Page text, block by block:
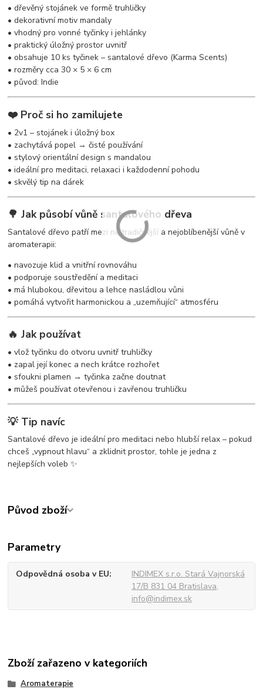
• dřevěný stojánek ve formě truhličky
• dekorativní motiv mandaly
• vhodný pro vonné tyčinky i jehlánky
• praktický úložný prostor uvnitř
• obsahuje 10 ks tyčinek – santalové dřevo (Karma Scents)
• rozměry cca 30 × 5 × 6 cm
• původ: Indie
❤️ Proč si ho zamilujete
• 2v1 – stojánek i úložný box
• zachytává popel → čisté používání
• stylový orientální design s mandalou
• ideální pro meditaci, relaxaci i každodenní pohodu
• skvělý tip na dárek
🌳 Jak působí vůně santalového dřeva
Santalové dřevo patří mezi nejtradičnější a nejoblíbenější vůně v
aromaterapii:
• navozuje klid a vnitřní rovnováhu
• podporuje soustředění a meditaci
• má hlubokou, dřevitou a lehce nasládlou vůni
• pomáhá vytvořit harmonickou a „uzemňující“ atmosféru
🔥 Jak používat
• vlož tyčinku do otvoru uvnitř truhličky
• zapal její konec a nech krátce rozhořet
• sfoukni plamen → tyčinka začne doutnat
• můžeš používat otevřenou i zavřenou truhličku
💡 Tip navíc
Santalové dřevo je ideální pro meditaci nebo hlubší relax – pokud
chceš „vypnout hlavu“ a zklidnit prostor, tohle je jedna z
nejlepších voleb ✨
Původ zboží
Parametry
Odpovědná osoba v EU
INDIMEX s.r.o. Stará Vajnorská
17/B 831 04 Bratislava,
info@indimex.sk
Zboží zařazeno v kategoriích
Aromaterapie